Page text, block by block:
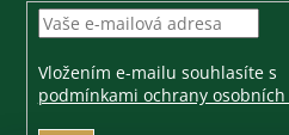
Vložením e-mailu souhlasíte s
podmínkami ochrany